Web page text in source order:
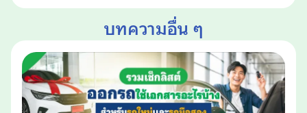
บทความอื่น ๆ